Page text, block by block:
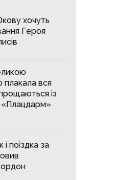
хочуть
Героя
вся
із
«Плацдарм»
поїздка за